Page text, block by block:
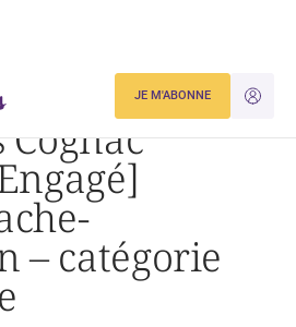
JE
JE M'ABONNE
Maison Bache-Gabrielsen – catégorie Empreinte
– catégorie